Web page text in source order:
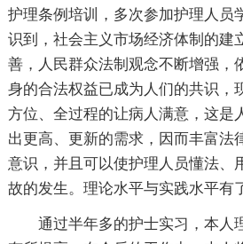
护理条例培训，多次参加护理人员
识到，社会主义市场经济体制的建
善，人民群众法制观念不断增强，
身的合法权益已成为人们的共识，
方位、全过程的让病人满意，这是
出更高、更新的需求，因而丰富法
意识，并且可以使护理人员懂法、
故的发生。理论水平与实践水平有
通过半年多的护士实习，本人